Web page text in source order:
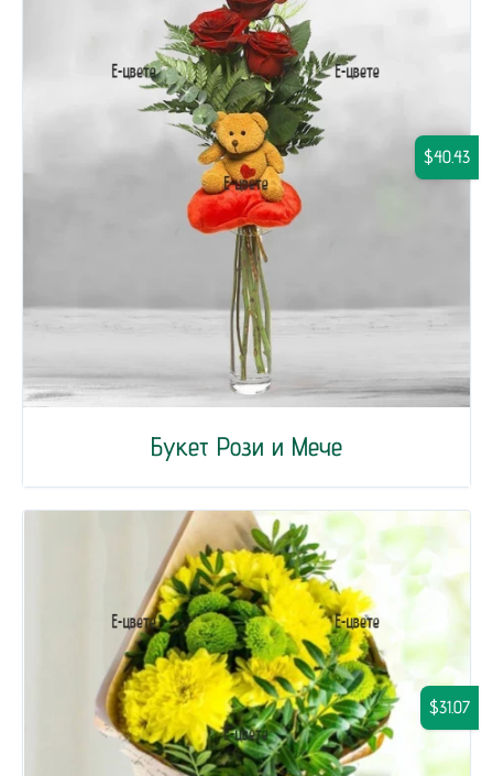
Букет Рози и Мече
$40.43
$31.07